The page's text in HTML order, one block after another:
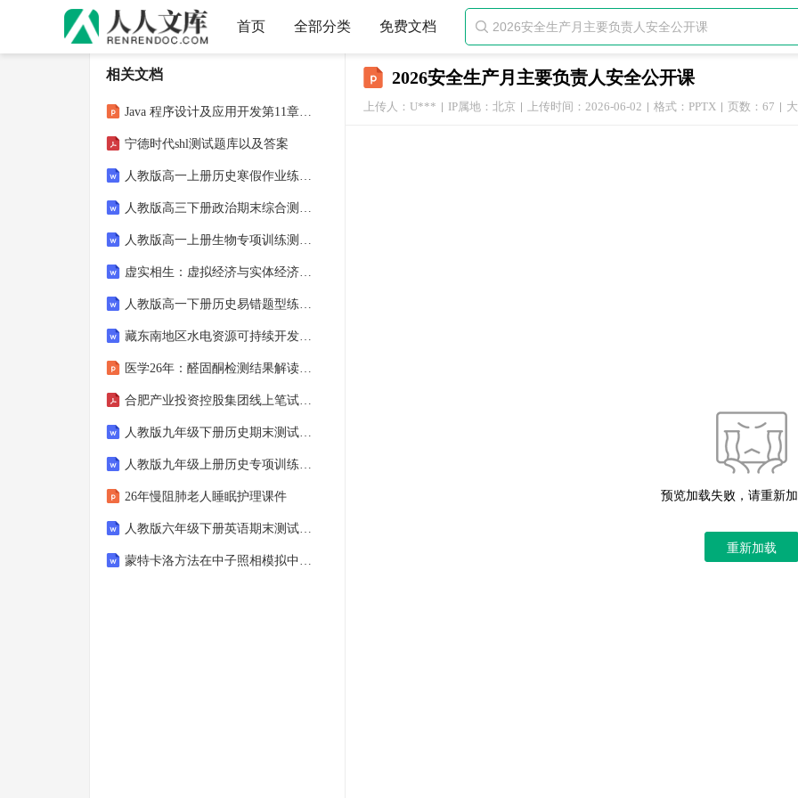
首页 全部分类 免费文档 
2026安全生产月主要负责人安全公开课
上传人：U*** IP属地：北京 上传时间：2026-06-02 格式：PPTX 页数：67
预览加载失败，请重新
重新加载
相关文档
Java 程序设计及应用开发第11章 多线程
宁德时代shl测试题库以及答案
人教版高一上册历史寒假作业练习题（附答案）
人教版高三下册政治期末综合测试题（附答案）
人教版高一上册生物专项训练测试题（附答案）
虚实相生：虚拟经济与实体经济关系的深度剖析与实证检验
人教版高一下册历史易错题型练习卷（附答案）
藏东南地区水电资源可持续开发利用：挑战与对策
医学26年：醛固酮检测结果解读 查房课件
合肥产业投资控股集团线上笔试题库
人教版九年级下册历史期末测试卷（附答案）
人教版九年级上册历史专项训练题（附答案）
26年慢阻肺老人睡眠护理课件
人教版六年级下册英语期末测试卷（附答案）
蒙特卡洛方法在中子照相模拟中的应用与探索